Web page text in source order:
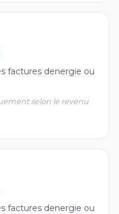
factures denergie ou
selon le revenu
factures denergie ou